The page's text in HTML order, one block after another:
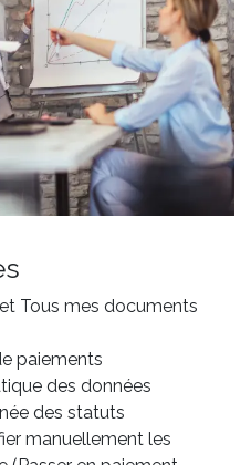
Tous mes documents
paiements
des données
des statuts
manuellement les